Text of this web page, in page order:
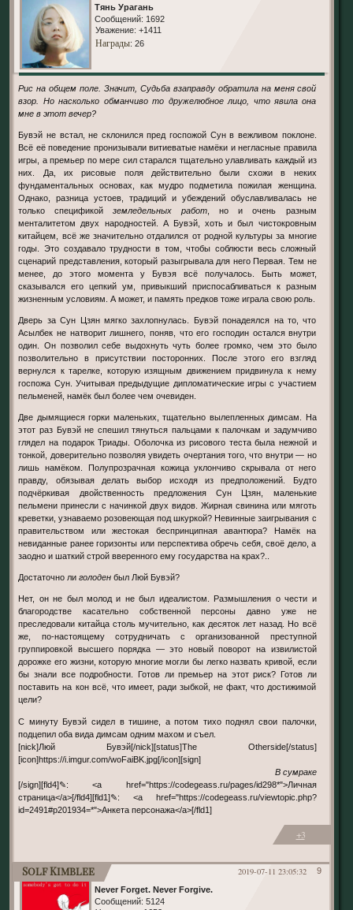
Тянь Урагань
Сообщений: 1692
Уважение: +1411
Награды: 26
Рис на общем поле. Значит, Судьба взаправду обратила на меня свой
взор. Но насколько обманчиво то дружелюбное лицо, что явила она
мне в этот вечер?
Бувэй не встал, не склонился пред госпожой Сун в вежливом поклоне.
Всё её поведение пронизывали витиеватые намёки и негласные правила
игры, а премьер по мере сил старался тщательно улавливать каждый из
них. Да, их рисовые поля действительно были схожи в неких
фундаментальных основах, как мудро подметила пожилая женщина.
Однако, разница устоев, традиций и убеждений обуславливалась не
только спецификойземледельных работ , но и очень разным
менталитетом двух народностей. А Бувэй, хоть и был чистокровным
китайцем, всё же значительно отдалился от родной культуры за многие
годы. Это создавало трудности в том, чтобы соблюсти весь сложный
сценарий представления, который разыгрывала для него Первая. Тем не
менее, до этого момента у Бувэя всё получалось. Быть может,
сказывался его цепкий ум, привыкший приспосабливаться к разным
жизненным условиям. А может, и память предков тоже играла свою роль.
Дверь за Сун Цзян мягко захлопнулась. Бувэй понадеялся на то, что
Асылбек не натворит лишнего, поняв, что его господин остался внутри
один. Он позволил себе выдохнуть чуть более громко, чем это было
позволительно в присутствии посторонних. После этого его взгляд
вернулся к тарелке, которую изящным движением придвинула к нему
госпожа Сун. Учитывая предыдущие дипломатические игры с участием
пельменей, намёк был более чем очевиден.
Две дымящиеся горки маленьких, тщательно вылепленных димсам. На
этот раз Бувэй не спешил тянуться пальцами к палочкам и задумчиво
глядел на подарок Триады. Оболочка из рисового теста была нежной и
тонкой, доверительно позволяя увидеть очертания того, что внутри — но
лишь намёком. Полупрозрачная кожица уклончиво скрывала от него
правду, обязывая делать выбор исходя из предположений. Будто
подчёркивая двойственность предложения Сун Цзян, маленькие
пельмени принесли с начинкой двух видов. Жирная свинина или мяготь
креветки, узнаваемо розовеющая под шкуркой? Невинные заигрывания с
правительством или жестокая беспринципная авантюра? Намёк на
невиданные ранее горизонты или перспектива обречь себя, своё дело, а
заодно и шаткий строй вверенного ему государства на крах?..
Достаточно лиголоден был Люй Бувэй?
Нет, он не был молод и не был идеалистом. Размышления о чести и
благородстве касательно собственной персоны давно уже не
преследовали китайца столь мучительно, как десяток лет назад. Но всё
же, по-настоящему сотрудничать с организованной преступной
группировкой высшего порядка — это новый поворот на извилистой
дорожке его жизни, которую многие могли бы легко назвать кривой, если
бы знали все подробности. Готов ли премьер на этот риск? Готов ли
поставить на кон всё, что имеет, ради зыбкой, не факт, что достижимой
цели?
С минуту Бувэй сидел в тишине, а потом тихо поднял свои палочки,
подцепил оба вида димсам одним махом и съел.
[nick]Люй Бувэй[/nick][status]The Otherside[/status]
[icon]https://i.imgur.com/woFaiBK.jpg[/icon][sign]
В сумраке
[/sign][fld4]✎: <a href="https://codegeass.ru/pages/id298*">Личная
страница</a>[/fld4][fld1]✎: <a href="https://codegeass.ru/viewtopic.php?
id=2491#p201934=*">Анкета персонажа</a>[/fld1]
+3
9
2019-07-11 23:05:32
Solf Kimblee
Never Forget. Never Forgive.
Сообщений: 5124